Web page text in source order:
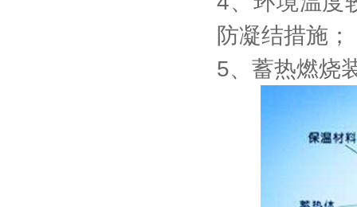
防凝结措施；
5、蓄热燃烧